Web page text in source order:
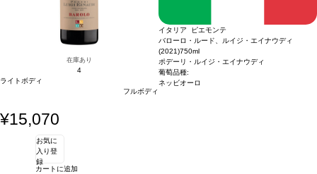
在庫あり
4
ライトボディ
フルボディ
イタリア ピエモンテ
バローロ・ルード、ルイジ・エイナウディ
(2021)750ml
ポデーリ・ルイジ・エイナウディ
葡萄品種:
ネッビオーロ
¥15,070
お気に
入り登
録
カートに追加